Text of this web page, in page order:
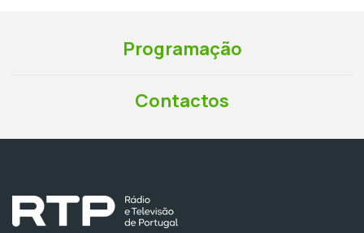
Programação
Contactos